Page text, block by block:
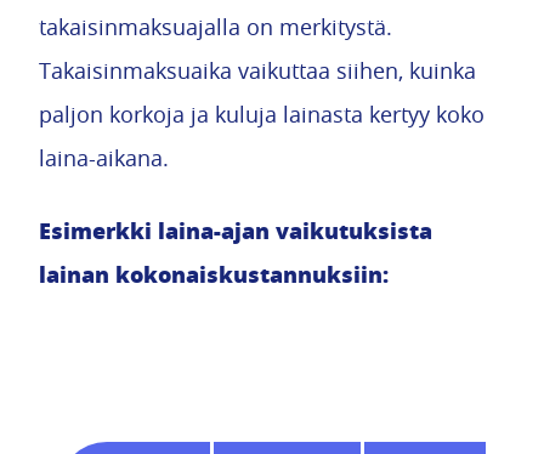
takaisinmaksuajalla on merkitystä.
Takaisinmaksuaika vaikuttaa siihen, kuinka
paljon korkoja ja kuluja lainasta kertyy koko
laina-aikana.
Esimerkki laina-ajan vaikutuksista
lainan kokonaiskustannuksiin: